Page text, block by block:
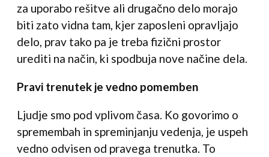
za uporabo rešitve ali drugačno delo morajo
biti zato vidna tam, kjer zaposleni opravljajo
delo, prav tako pa je treba fizični prostor
urediti na način, ki spodbuja nove načine dela.
Pravi trenutek je vedno pomemben
Ljudje smo pod vplivom časa. Ko govorimo o
spremembah in spreminjanju vedenja, je uspeh
vedno odvisen od pravega trenutka. To